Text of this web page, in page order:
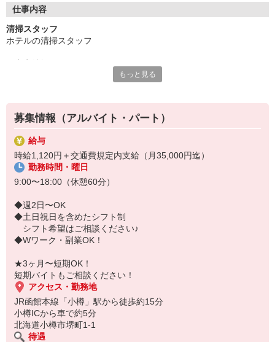
共用部（パブリックスペース）のお掃除がメイン業務となりま
す。
未経験からのチャレンジも大歓迎！
作業は先輩が丁寧に指導。
慣れてきたら自分のペースで進められるのもポイントです◎
≪3ヶ月〜の短期もOK！≫
短期・長期どちらも大歓迎！
まずはご相談ください。
仕事内容
清掃スタッフ
ホテルの清掃スタッフ
・共用部（パブリックスペース）の清掃
・清掃備品の在庫管理など
◎バイトデビュー歓迎
◎ブランクもOK
◎ＷワークOK
◎扶養内･フルタイムどちらも歓迎！
◎主婦（夫）･学生･フリーター活躍中！
◎ホテル業界未経験・異業種からの転職も歓迎
もっと見る
募集情報（アルバイト・パート）
給与
時給1,120円＋交通費規定内支給（月35,000円迄）
勤務時間・曜日
9:00〜18:00（休憩60分）
◆週2日〜OK
◆土日祝日を含めたシフト制
シフト希望はご相談ください♪
◆Wワーク・副業OK！
★3ヶ月〜短期OK！
短期バイトもご相談ください！
アクセス・勤務地
JR函館本線「小樽」駅から徒歩約15分
小樽ICから車で約5分
北海道小樽市堺町1-1
待遇